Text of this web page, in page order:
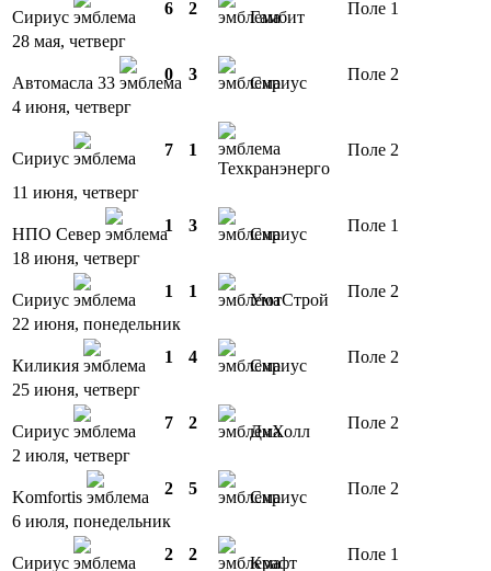
Сириус 6 2 Гамбит
Поле 1
28 мая, четверг
Автомасла 33 0 3 Сириус
Поле 2
4 июня, четверг
Сириус 7
1
Техкранэнерго
Поле 2
11 июня, четверг
НПО Север 1 3 Сириус
Поле 1
18 июня, четверг
Сириус 1 1 УютСтрой
Поле 2
22 июня, понедельник
Киликия 1 4 Сириус
Поле 2
25 июня, четверг
Сириус 7 2 ДиХолл
Поле 2
2 июля, четверг
Komfortis 2 5 Сириус
Поле 2
6 июля, понедельник
Сириус 2 2 Крафт Поле 1